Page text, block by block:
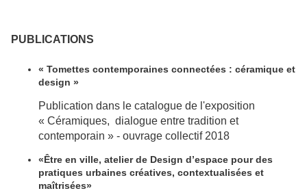
PUBLICATIONS
« Tomettes contemporaines connectées : céramique et
design »
Publication dans le catalogue de l'exposition
« Céramiques, dialogue entre tradition et
contemporain » - ouvrage collectif 2018
«Être en ville, atelier de Design d’espace pour des
pratiques urbaines créatives, contextualisées et
maîtrisées»